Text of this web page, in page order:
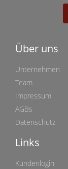
Über uns
Unternehmen
Team
Impressum
AGBs
Datenschutz
Links
Kundenlogin